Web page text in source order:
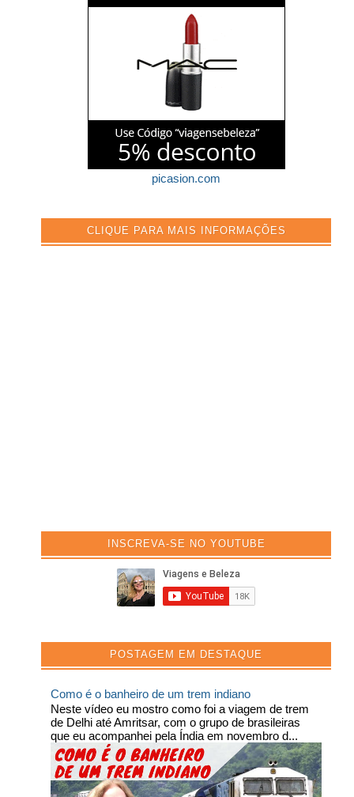
picasion.com
CLIQUE PARA MAIS INFORMAÇÕES
INSCREVA-SE NO YOUTUBE
POSTAGEM EM DESTAQUE
Como é o banheiro de um trem indiano
Neste vídeo eu mostro como foi a viagem de trem
de Delhi até Amritsar, com o grupo de brasileiras
que eu acompanhei pela Índia em novembro d...